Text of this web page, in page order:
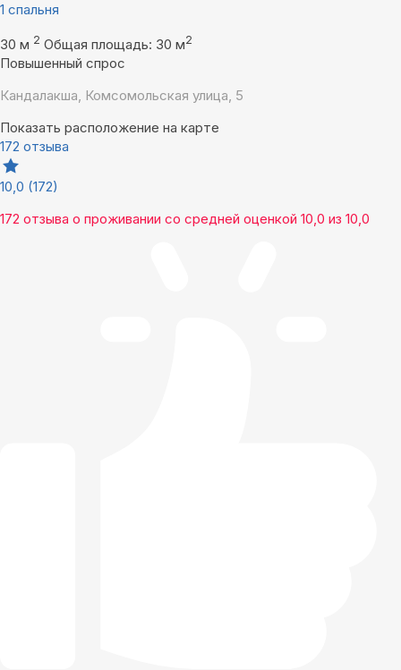
1 спальня
30 м 2 Общая площадь: 30 м2
Повышенный спрос
Кандалакша, Комсомольская улица, 5
Показать расположение на карте
172 отзыва
10,0 (172)
172 отзыва о проживании со средней оценкой 10,0 из 10,0